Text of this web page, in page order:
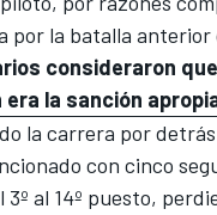
por la batalla anterior
consideraron
la sanción
la carrera por
con cinco
3º al 14º puesto,